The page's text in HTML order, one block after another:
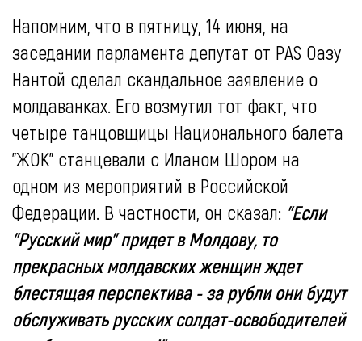
Напомним, что в пятницу, 14 июня, на
заседании парламента депутат от PAS Оазу
Нантой сделал скандальное заявление о
молдаванках. Его возмутил тот факт, что
четыре танцовщицы Национального балета
"ЖОК" станцевали с Иланом Шором на
одном из мероприятий в Российской
Федерации. В частности, он сказал: "Если
"Русский мир" придет в Молдову, то
прекрасных молдавских женщин ждет
блестящая перспектива - за рубли они будут
обслуживать русских солдат-освободителей